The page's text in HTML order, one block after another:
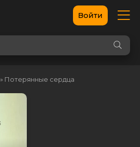
Войти
» Потерянные сердца